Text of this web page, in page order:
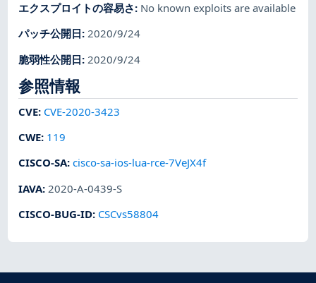
エクスプロイトの容易さ: No known exploits are available
パッチ公開日:2020/9/24
脆弱性公開日: 2020/9/24
参照情報
CVE: CVE-2020-3423
CWE: 119
CISCO-SA:cisco-sa-ios-lua-rce-7VeJX4f
IAVA: 2020-A-0439-S
CISCO-BUG-ID: CSCvs58804